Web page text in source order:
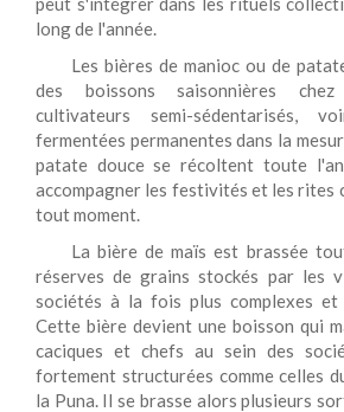
long de l'année.
Les bières de manioc ou de
des boissons saisonnières
cultivateurs semi-sédentarisés,
fermentées permanentes dans la
patate douce se récoltent toute
accompagner les festivités et les rites
tout moment.
La bière de maïs est brassée
réserves de grains stockés par les
sociétés à la fois plus complexes et
Cette bière devient une boisson qui
caciques et chefs au sein des
fortement structurées comme celles
la Puna. Il se brasse alors plusieurs